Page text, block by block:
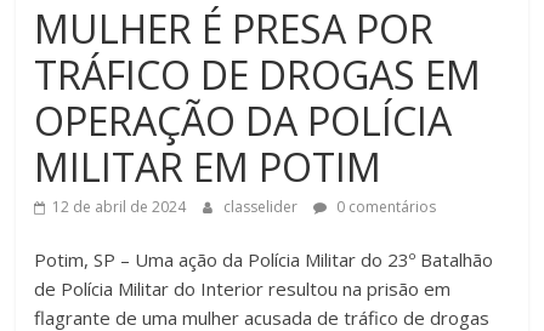
MULHER É PRESA POR
TRÁFICO DE DROGAS EM
OPERAÇÃO DA POLÍCIA
MILITAR EM POTIM
12 de abril de 2024 classelider 0 comentários
Potim, SP – Uma ação da Polícia Militar do 23º Batalhão
de Polícia Militar do Interior resultou na prisão em
flagrante de uma mulher acusada de tráfico de drogas